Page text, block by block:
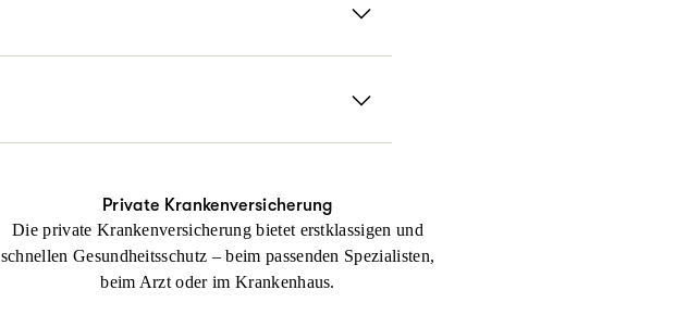
Private Krankenversicherung
Die private Krankenversicherung bietet erstklassigen und
schnellen Gesundheitsschutz – beim passenden Spezialisten,
beim Arzt oder im Krankenhaus.